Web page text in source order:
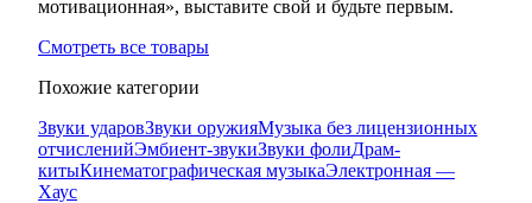
мотивационная», выставите свой и будьте первым.
Смотреть все товары
Похожие категории
Звуки ударовЗвуки оружияМузыка без лицензионных
отчисленийЭмбиент-звукиЗвуки фолиДрам-
китыКинематографическая музыкаЭлектронная —
Хаус